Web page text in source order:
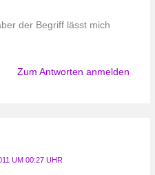
der Begriff lässt mich
Zum Antworten anmelden
UM 00:27 UHR